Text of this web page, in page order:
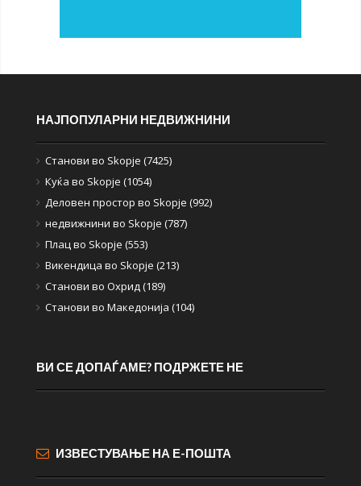
НАЈПОПУЛАРНИ НЕДВИЖНИНИ
Станови во Skopje (7425)
Куќа во Skopje (1054)
Деловен простор во Skopje (992)
недвижнини во Skopje (787)
Плац во Skopje (553)
Викендица во Skopje (213)
Станови во Охрид (189)
Станови во Македонија (104)
ВИ СЕ ДОПАЃАМЕ? ПОДРЖЕТЕ НЕ
ИЗВЕСТУВАЊЕ НА Е-ПОШТА